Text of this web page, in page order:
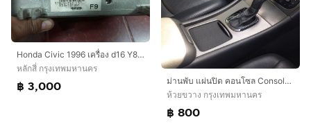
Honda Civic 1996 เครื่อง d16 Y8 กล่องเครื่อง ยนต์ vtec สอบถามอะไหล่รถยนต์ได้ครับ
หลักสี่ กรุงเทพมหานคร
฿ 3,000
ม่านพับ แผ่นปิด คอนโซล Console Benz W203 รุ่น C180 C200 C220CDi Kompressor C230 ใบปัดน้ำฝน
ห้วยขวาง กรุงเทพมหานคร
฿ 800